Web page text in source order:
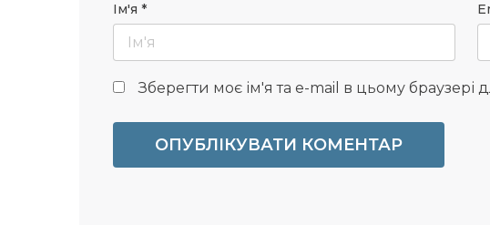
Ім'я *
Зберегти моє ім'я та e-mail в цьому браузері